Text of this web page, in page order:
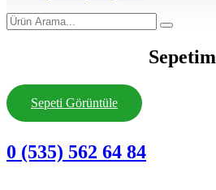
Sepetim
Sepeti Görüntüle
0 (535) 562 64 84